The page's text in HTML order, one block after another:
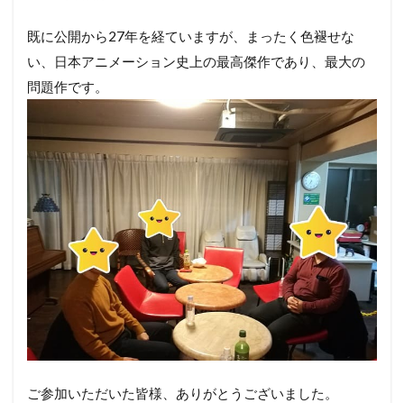
既に公開から27年を経ていますが、まったく色褪せな
い、日本アニメーション史上の最高傑作であり、最大の
問題作です。
ご参加いただいた皆様、ありがとうございました。